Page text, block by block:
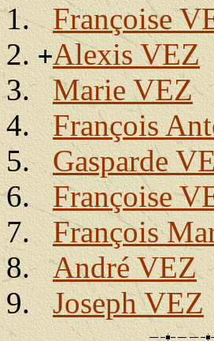
Françoise
+Alexis VEZ
Marie VEZ
François
Gasparde
Françoise
François
André VEZ
Joseph VEZ